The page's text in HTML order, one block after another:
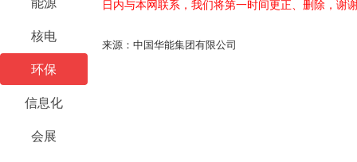
能源
核电
环保
信息化
会展
日内与本网联系，我们将第一时间更正、删除，谢
来源：中国华能集团有限公司